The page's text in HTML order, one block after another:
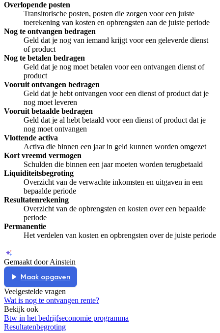
Overlopende posten
Transitorische posten, posten die zorgen voor een juiste
toerekening van kosten en opbrengsten aan de juiste periode
Nog te ontvangen bedragen
Geld dat je nog van iemand krijgt voor een geleverde dienst
of product
Nog te betalen bedragen
Geld dat je nog moet betalen voor een ontvangen dienst of
product
Vooruit ontvangen bedragen
Geld dat je hebt ontvangen voor een dienst of product dat je
nog moet leveren
Vooruit betaalde bedragen
Geld dat je al hebt betaald voor een dienst of product dat je
nog moet ontvangen
Vlottende activa
Activa die binnen een jaar in geld kunnen worden omgezet
Kort vreemd vermogen
Schulden die binnen een jaar moeten worden terugbetaald
Liquiditeitsbegroting
Overzicht van de verwachte inkomsten en uitgaven in een
bepaalde periode
Resultatenrekening
Overzicht van de opbrengsten en kosten over een bepaalde
periode
Permanentie
Het verdelen van kosten en opbrengsten over de juiste periode
Gemaakt door Ainstein
Maak opgaven
Veelgestelde vragen
Wat is nog te ontvangen rente?
Bekijk ook
Btw in het bedrijfseconomie programma
Resultatenbegroting